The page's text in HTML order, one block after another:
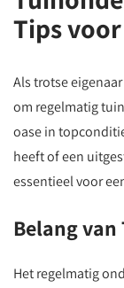
Tips
Als trotse
om regelmatig
oase in
heeft of een
essentieel voor
Belang
Het regelmatig